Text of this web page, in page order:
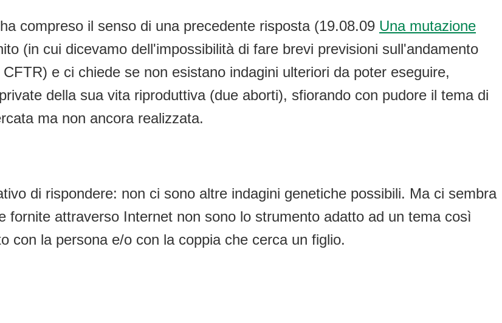
compreso il senso di una precedente risposta (19.08.09 Una mutazione
(in cui dicevamo dell'impossibilità di fare brevi previsioni sull'andamento
e ci chiede se non esistano indagini ulteriori da poter eseguire,
della sua vita riproduttiva (due aborti), sfiorando con pudore il tema di
ma non ancora realizzata.
di rispondere: non ci sono altre indagini genetiche possibili. Ma ci sembra
fornite attraverso Internet non sono lo strumento adatto ad un tema così
con la persona e/o con la coppia che cerca un figlio.